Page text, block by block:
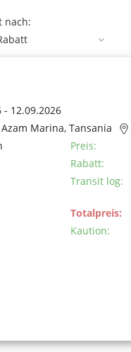
nach:
- 12.09.2026
Marina, Tansania
Preis:
Rabatt:
Transit log:
Totalpreis:
Kaution: